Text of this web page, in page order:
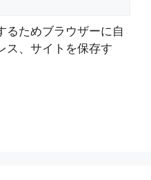
るためブラウザーに自
ス、サイトを保存す